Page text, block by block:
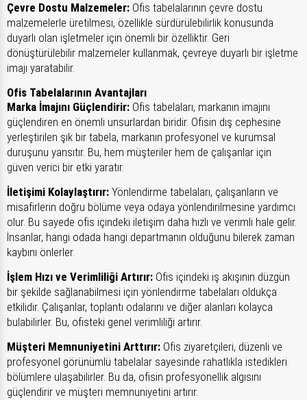
Çevre Dostu Malzemeler: Ofis tabelalarının çevre dostu
malzemelerle üretilmesi, özellikle sürdürülebilirlik konusunda
duyarlı olan işletmeler için önemli bir özelliktir. Geri
dönüştürülebilir malzemeler kullanmak, çevreye duyarlı bir işletme
imajı yaratabilir.
Ofis Tabelalarının Avantajları
Marka İmajını Güçlendirir: Ofis tabelaları, markanın imajını
güçlendiren en önemli unsurlardan biridir. Ofisin dış cephesine
yerleştirilen şık bir tabela, markanın profesyonel ve kurumsal
duruşunu yansıtır. Bu, hem müşteriler hem de çalışanlar için
güven verici bir etki yaratır.
İletişimi Kolaylaştırır: Yönlendirme tabelaları, çalışanların ve
misafirlerin doğru bölüme veya odaya yönlendirilmesine yardımcı
olur. Bu sayede ofis içindeki iletişim daha hızlı ve verimli hale gelir.
İnsanlar, hangi odada hangi departmanın olduğunu bilerek zaman
kaybını önlerler.
İşlem Hızı ve Verimliliği Artırır: Ofis içindeki iş akışının düzgün
bir şekilde sağlanabilmesi için yönlendirme tabelaları oldukça
etkilidir. Çalışanlar, toplantı odalarını ve diğer alanları kolayca
bulabilirler. Bu, ofisteki genel verimliliği artırır.
Müşteri Memnuniyetini Arttırır: Ofis ziyaretçileri, düzenli ve
profesyonel görünümlü tabelalar sayesinde rahatlıkla istedikleri
bölümlere ulaşabilirler. Bu da, ofisin profesyonellik algısını
güçlendirir ve müşteri memnuniyetini artırır.